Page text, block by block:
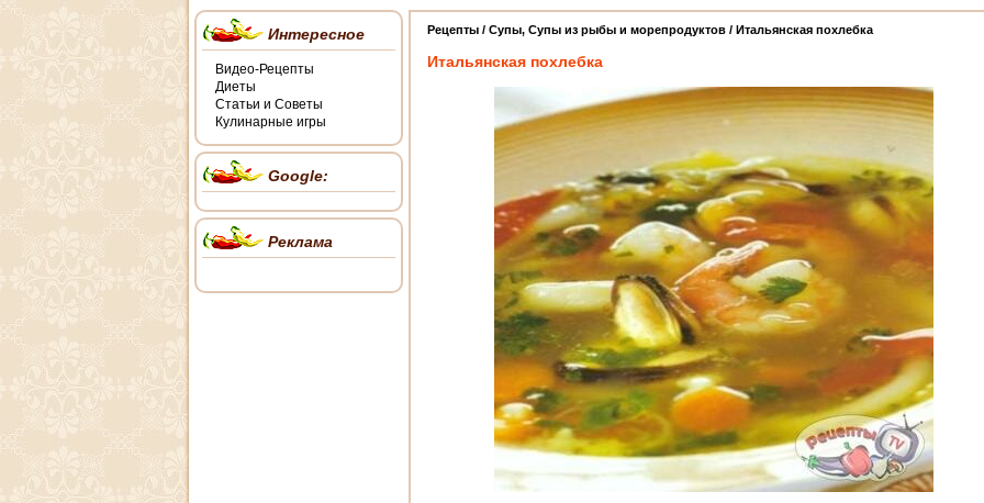
Рецепты / Cупы, Супы из рыбы и морепродуктов / Итальянская похлебка
Итальянская похлебка
Интересное
Видео-Рецепты
Диеты
Статьи и Советы
Кулинарные игры
Google:
Реклама